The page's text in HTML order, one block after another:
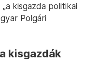
kisgazda politikai
Polgári
kisgazdák